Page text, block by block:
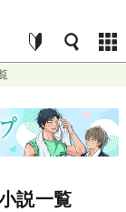
説一覧